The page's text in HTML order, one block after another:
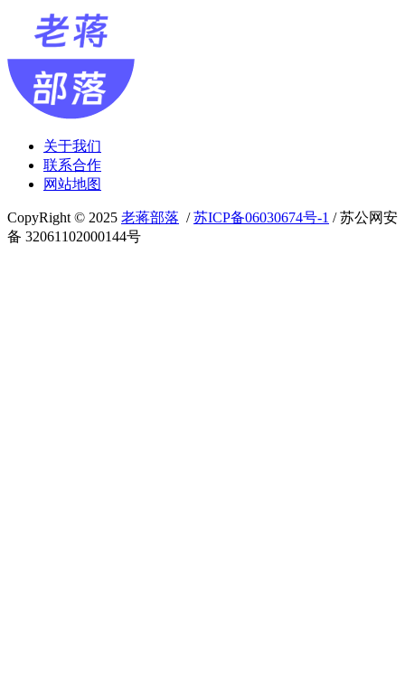
关于我们
联系合作
网站地图
CopyRight © 2025 老蒋部落 /苏ICP备06030674号-1 / 苏公网安
备 32061102000144号